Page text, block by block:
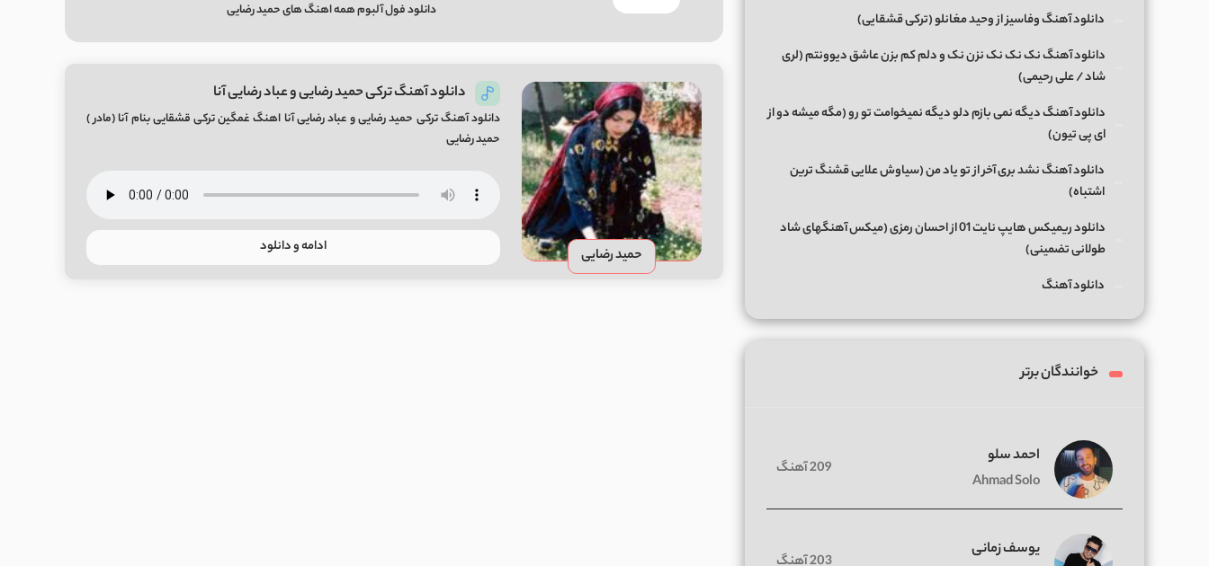
دانلود فول آلبوم همه اهنگ های حمید رضایی
حمید رضایی
دانلود آهنگ ترکی حمید رضایی و عباد رضایی آنا
دانلود آهنگ ترکی حمید رضایی و عباد رضایی آنا اهنگ غمگین ترکی قشقایی بنام آنا (مادر )
حمید رضایی
ادامه و دانلود
دانلود آهنگ وفاسیز از وحید مغانلو (ترکی قشقایی)
دانلود آهنگ نک نک نک نزن نک و دلم کم بزن عاشق دیوونتم (لری
شاد / علی رحیمی)
دانلود آهنگ دیگه نمی بازم دلو دیگه نمیخوامت تو رو (مگه میشه دو از
ای پی تیون)
دانلود آهنگ نشد بری آخر از تو یاد من (سیاوش علایی قشنگ ترین
اشتباه)
دانلود ریمیکس هایپ نایت 01 از احسان رمزی (میکس آهنگهای شاد
طولانی تضمینی)
دانلود آهنگ
خوانندگان برتر
احمد سلو
Ahmad Solo
209 آهنگ
یوسف زمانی